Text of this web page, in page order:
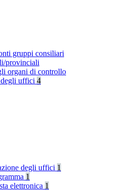
gruppi consiliari
provinciali
organi di controllo
uffici 4
degli uffici 1
1
elettronica 1